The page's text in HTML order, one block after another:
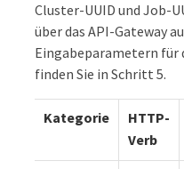
Cluster-UUID und Job-
über das API-Gateway
Eingabeparametern für
finden Sie in Schritt 5.
Kategorie
HTTP-
Verb